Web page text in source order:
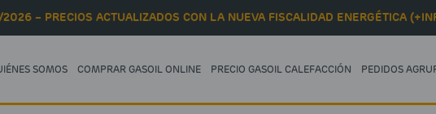
– PRECIOS ACTUALIZADOS CON LA NUEVA FISCALIDAD ENERGÉTICA
SOMOS COMPRAR GASOIL ONLINE PRECIO GASOIL CALEFACCIÓN PEDIDOS